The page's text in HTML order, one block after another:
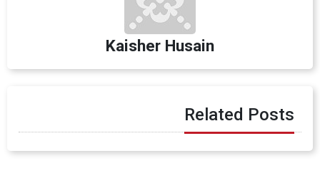
Kaisher Husain
Related Posts